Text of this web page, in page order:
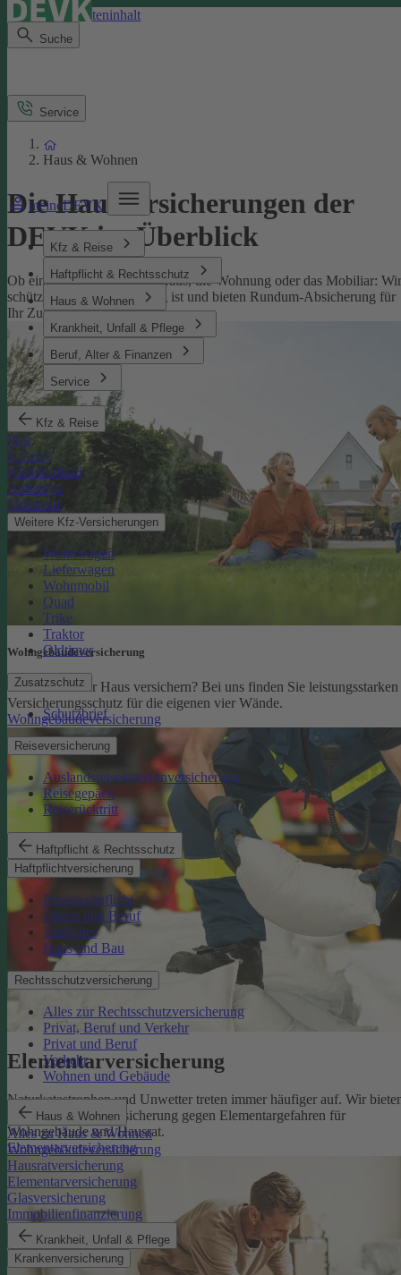
Direkt zum Seiteninhalt
Suche
meineDEVK
Kfz & Reise
Haftpflicht & Rechtsschutz
Haus & Wohnen
Krankheit, Unfall & Pflege
Beruf, Alter & Finanzen
Service
Kfz & Reise
Pkw
E-Auto
Kleinkraftrad
Anhänger
Motorrad
Weitere Kfz-Versicherungen
Wohnwagen
Lieferwagen
Wohnmobil
Quad
Trike
Traktor
Oldtimer
Zusatzschutz
Schutzbrief
Reiseversicherung
Auslandsreisekrankenversicherung
Reisegepäck
Reiserücktritt
Haftpflicht & Rechtsschutz
Haftpflichtversicherung
Privathaftpflicht
Dienst und Beruf
Tierhalter
Haus und Bau
Rechtsschutzversicherung
Alles zur Rechtsschutzversicherung
Privat, Beruf und Verkehr
Privat und Beruf
Verkehr
Wohnen und Gebäude
Haus & Wohnen
Alles zu Haus & Wohnen
Wohngebäudeversicherung
Hausratversicherung
Elementarversicherung
Glasversicherung
Immobilienfinanzierung
Krankheit, Unfall & Pflege
Krankenversicherung
Service
Haus & Wohnen
Die Hausversicherungen der
DEVK im Überblick
Ob eine Versicherung fürs Haus, die Wohnung oder das Mobiliar: Wir
schützen, was Ihnen wichtig ist und bieten Rundum-Absicherung für
Ihr Zuhause.
Wohngebäude­versicherung
Sie möchten Ihr Haus versichern? Bei uns finden Sie leistungsstarken
Versicherungsschutz für die eigenen vier Wände.
Wohngebäudeversicherung
Elementarversicherung
Naturkatastrophen und Unwetter treten immer häufiger auf. Wir
eine zuverlässige Absicherung gegen Elementargefahren für
Wohngebäude und Hausrat.
Elementarversicherung